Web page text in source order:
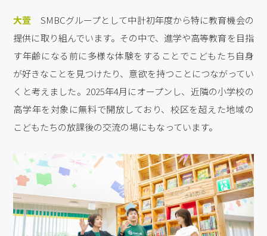
大萱 SMBCグループとして中計初年度から特に教育機会の
提供に取り組んでいます。その中で、進学や高等教育を目指
す年齢になる前に多様な体験をすることでこどもたち自身
が好きなことを見つけたり、意欲を持つことにつながってい
くと考えました。2025年4月にオープンし、近隣の小学校の
高学年を対象に無料で開放しており、校区を超えた地域の
こどもたちの放課後の交流の場にもなっています。